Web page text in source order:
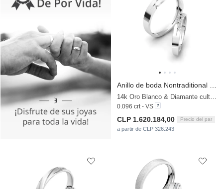
14k Oro Blanco & Diamante cultivado en laboratorio
0.096 crt - VS
CLP 1.620.184,00 Precio del par
a partir de CLP 326.243